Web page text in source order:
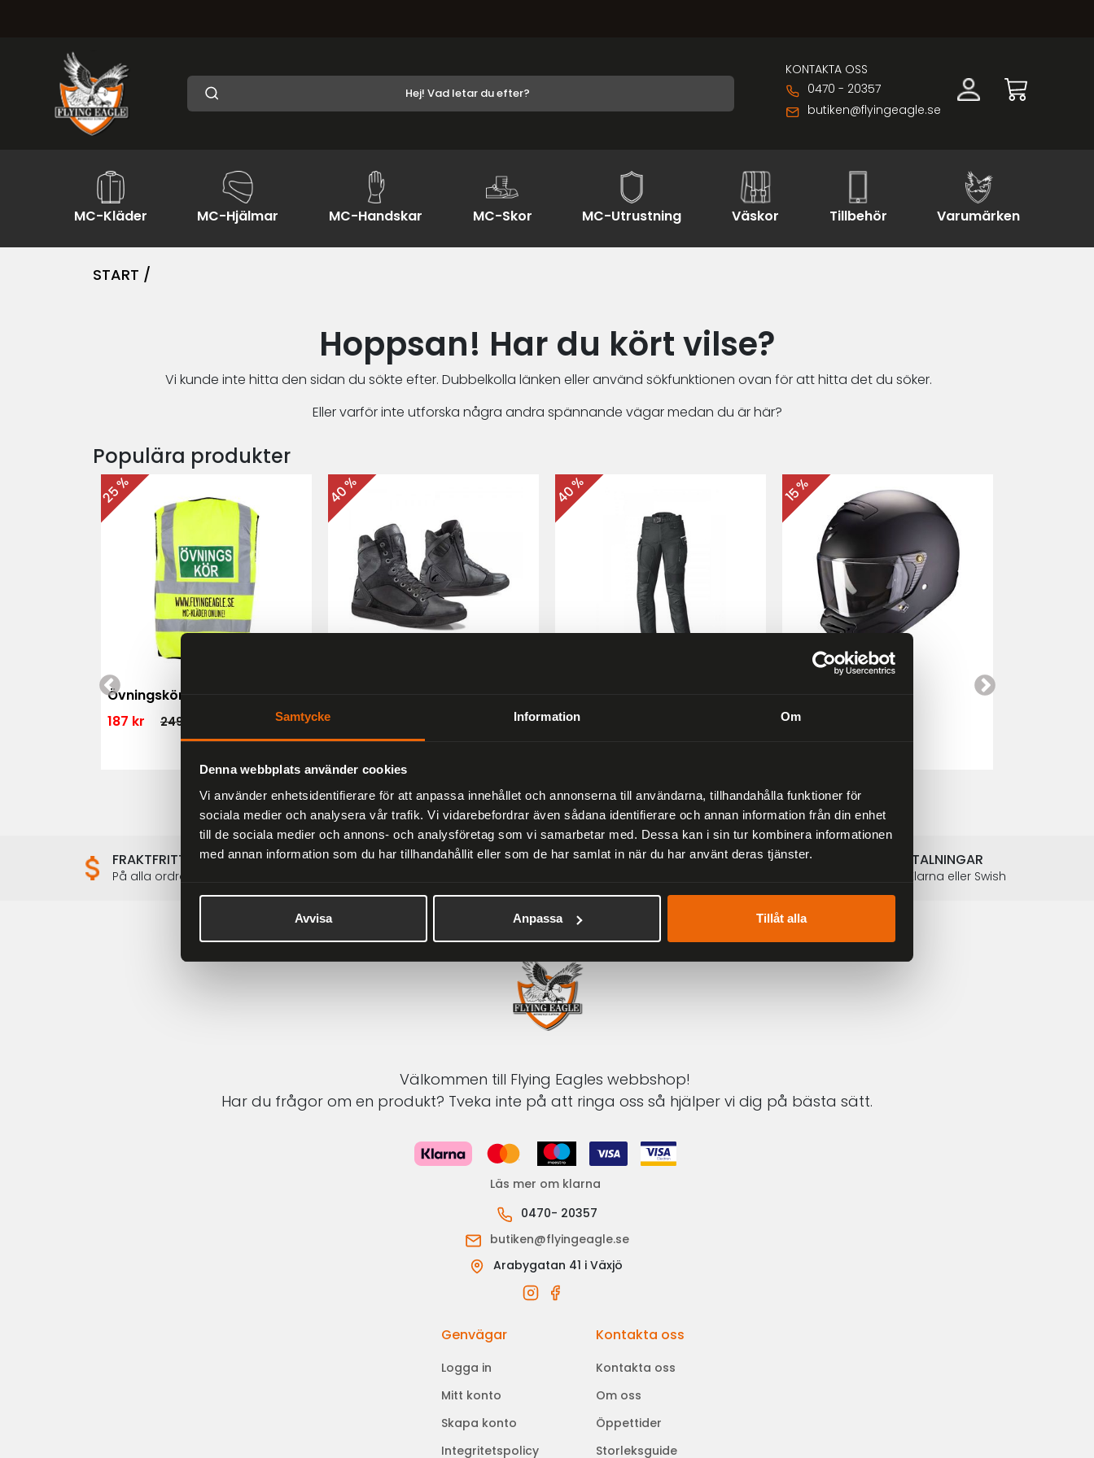
Samtycke Information Om
Denna webbplats använder cookies
Vi använder enhetsidentifierare för att anpassa innehållet och annonserna till användarna, tillhandahålla funktioner för
sociala medier och analysera vår trafik. Vi vidarebefordrar även sådana identifierare och annan information från din enhet
till de sociala medier och annons- och analysföretag som vi samarbetar med. Dessa kan i sin tur kombinera informationen
med annan information som du har tillhandahållit eller som de har samlat in när du har använt deras tjänster.
Avvisa Anpassa Tillåt alla
KONTAKTA OSS
0470 - 20357
butiken@flyingeagle.se
MC-Kläder MC-Hjälmar MC-Handskar MC-Skor MC-Utrustning Väskor Tillbehör Varumärken
START /
Hoppsan! Har du kört vilse?
Vi kunde inte hitta den sidan du sökte efter. Dubbelkolla länken eller använd sökfunktionen ovan för att hitta det du söker.
Eller varför inte utforska några andra spännande vägar medan du är här?
Populära produkter
25 %
Övningskörningsväst MC
187 kr
249 kr
40 % 40 %
Touring/Enduro MC-byxa
15 %
Mattsvart
FRAKTFRITT
På alla ordrar över 2000 kr
1-3 DAGAR LEVERANS SÄKRA BETALNINGAR
Betalkort, Klarna eller Swish
Välkommen till Flying Eagles webbshop!
Har du frågor om en produkt? Tveka inte på att ringa oss så hjälper vi dig på bästa sätt.
Läs mer om klarna
0470- 20357
butiken@flyingeagle.se
Arabygatan 41 i Växjö
Genvägar
Logga in
Mitt konto
Skapa konto
Integritetspolicy
Kontakta oss
Kontakta oss
Om oss
Öppettider
Storleksguide